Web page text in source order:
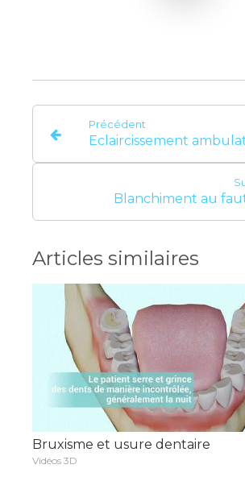
Précédent
Eclaircissement
Blanchiment au
Articles similaires
Bruxisme et usure dentaire
Vidéos 3D